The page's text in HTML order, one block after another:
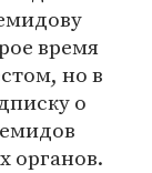
время
но в
о
органов.